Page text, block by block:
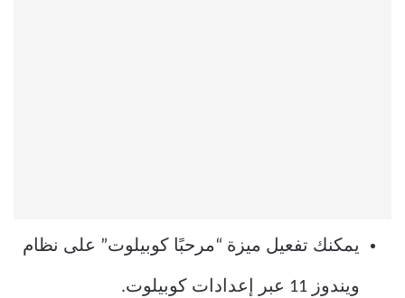
يمكنك تفعيل ميزة “مرحبًا كوبيلوت” على نظام
ويندوز 11 عبر إعدادات كوبيلوت.